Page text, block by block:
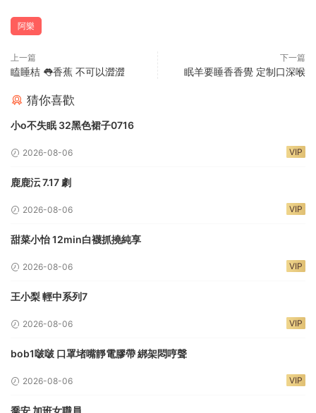
阿樂
上一篇
瞌睡桔 👅香蕉 不可以澀澀
下一篇
眠羊要睡香香覺 定制口深喉
猜你喜歡
小o不失眠 32黑色裙子0716
2026-08-06 VIP
鹿鹿沄 7.17 劇
2026-08-06 VIP
甜菜小怡 12min白襪抓撓純享
2026-08-06 VIP
王小梨 輕中系列7
2026-08-06 VIP
bob1啵啵 口罩堵嘴靜電膠帶 綁架悶哼聲
2026-08-06 VIP
喬安 加班女職員